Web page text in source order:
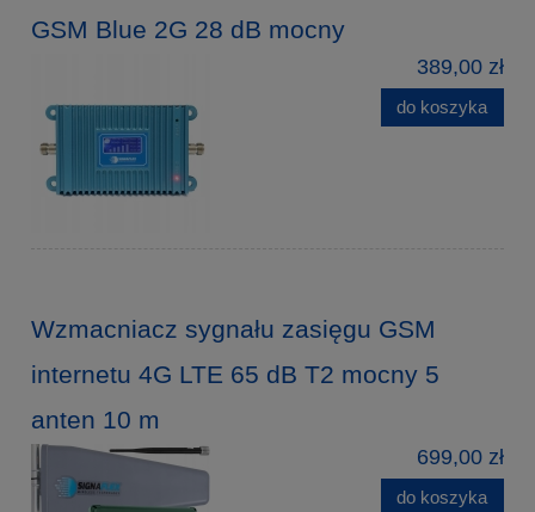
GSM Blue 2G 28 dB mocny
389,00 zł
do koszyka
Wzmacniacz sygnału zasięgu GSM
internetu 4G LTE 65 dB T2 mocny 5
anten 10 m
699,00 zł
do koszyka